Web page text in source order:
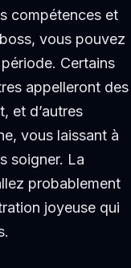
compétences et
vous pouvez
Certains
appelleront des
et d’autres
vous laissant à
soigner. La
probablement
joyeuse qui